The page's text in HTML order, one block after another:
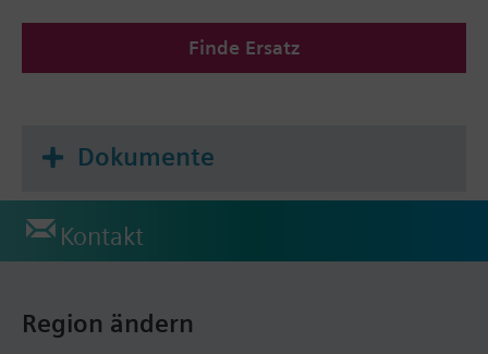
Finde Ersatz
Dokumente
Kontakt
Region ändern